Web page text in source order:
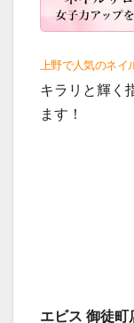
上野で人気のネイ
キラリと輝く
ます！
エビス 御徒町